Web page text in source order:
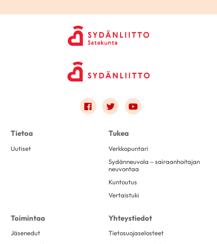
Link to facebook
Link to twitterLink to youtube
Tietoa
Uutiset
Tukea
Verkkopuntari
Sydänneuvola – sairaanhoitajan
neuvontaa
Kuntoutus
Vertaistuki
Toimintaa
Jäsenedut
Yhteystiedot
Tietosuojaselosteet